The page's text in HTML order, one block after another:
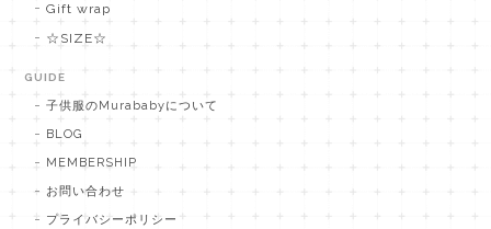
Gift wrap
☆SIZE☆
GUIDE
子供服のMurababyについて
BLOG
MEMBERSHIP
お問い合わせ
プライバシーポリシー